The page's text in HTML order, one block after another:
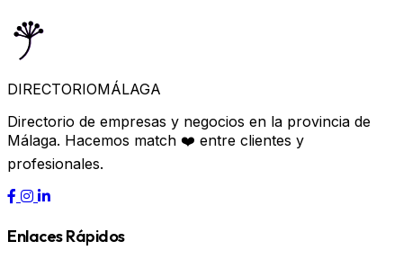
DIRECTORIOMÁLAGA
Directorio de empresas y negocios en la provincia de
Málaga. Hacemos match ❤️ entre clientes y
profesionales.
Enlaces Rápidos